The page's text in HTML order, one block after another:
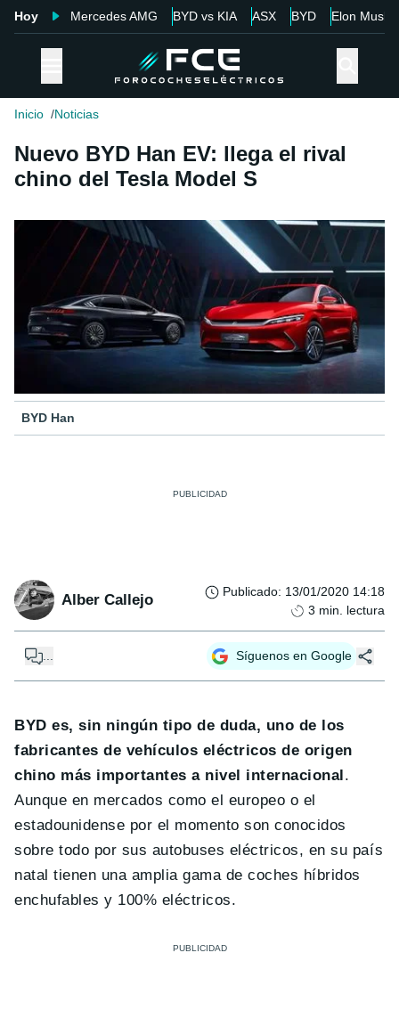
Hoy Mercedes AMG BYD vs KIA ASX BYD Elon Musk
Inicio Noticias
Nuevo BYD Han EV: llega el rival
chino del Tesla Model S
BYD Han
Alber Callejo Publicado: 13/01/2020 14:18
3 min. lectura
... Síguenos en Google
BYD es, sin ningún tipo de duda, uno de los
fabricantes de vehículos eléctricos de origen
chino más importantes a nivel internacional .
Aunque en mercados como el europeo o el
estadounidense por el momento son conocidos
sobre todo por sus autobuses eléctricos, en su país
natal tienen una amplia gama de coches híbridos
enchufables y 100% eléctricos.